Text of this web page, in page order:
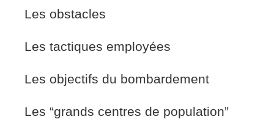
Les obstacles
Les tactiques employées
Les objectifs du bombardement
Les “grands centres de population”